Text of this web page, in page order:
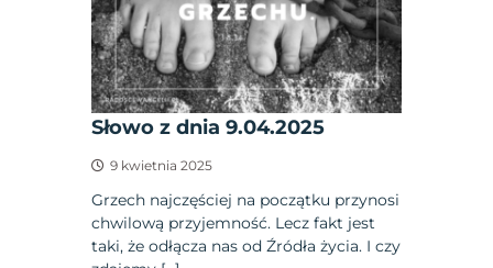
Słowo z dnia 9.04.2025
9 kwietnia 2025
Grzech najczęściej na początku przynosi
chwilową przyjemność. Lecz fakt jest
taki, że odłącza nas od Źródła życia. I czy